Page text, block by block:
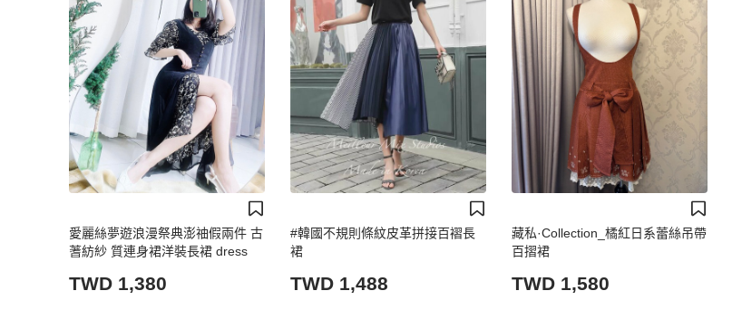
愛麗絲夢遊浪漫祭典澎䄂假兩件 古
蓍紡紗 質連身裙洋裝長裙 dress
TWD 1,380
#韓國不規則條紋皮革拼接百褶長
裙
TWD 1,488
藏私·Collection_橘紅日系蕾絲吊帶
百摺裙
TWD 1,580